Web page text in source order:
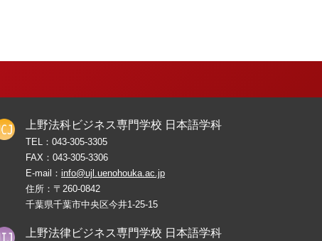
上野法科ビジネス専門学校 日本語学科
TEL： 043-305-3305
FAX： 043-305-3306
E-mail： info@ujl.uenohouka.ac.jp
住所：〒260-0842
千葉県千葉市中央区今井1-25-15
上野法律ビジネス専門学校 日本語学科